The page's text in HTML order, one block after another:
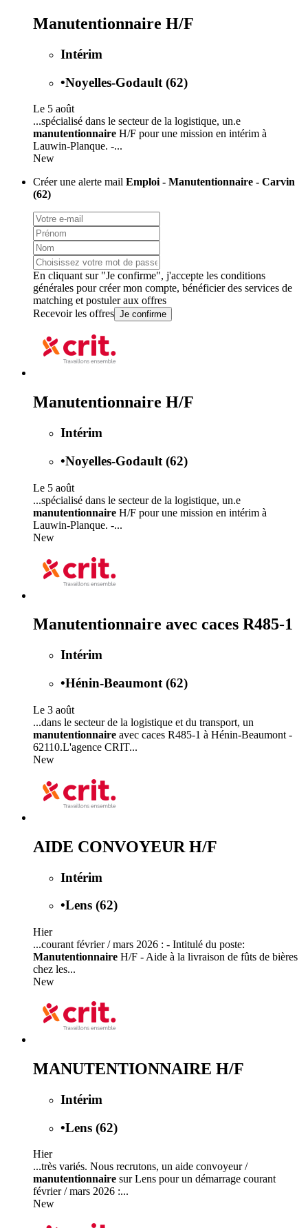
Manutentionnaire H/F
Intérim
•Noyelles-Godault (62)
Le 5 août
...spécialisé dans le secteur de la logistique, un.e
manutentionnaire H/F pour une mission en intérim à
Lauwin-Planque. -...
New
Créer une alerte mail Emploi - Manutentionnaire - Carvin
(62)
En cliquant sur "Je confirme", j'accepte les conditions
générales pour créer mon compte, bénéficier des services de
matching et postuler aux offres
Recevoir les offres Je confirme
Manutentionnaire H/F
Intérim
•Noyelles-Godault (62)
Le 5 août
...spécialisé dans le secteur de la logistique, un.e
manutentionnaire H/F pour une mission en intérim à
Lauwin-Planque. -...
New
Manutentionnaire avec caces R485-1
Intérim
•Hénin-Beaumont (62)
Le 3 août
...dans le secteur de la logistique et du transport, un
manutentionnaire avec caces R485-1 à Hénin-Beaumont -
62110.L'agence CRIT...
New
AIDE CONVOYEUR H/F
Intérim
•Lens (62)
Hier
...courant février / mars 2026 : - Intitulé du poste:
Manutentionnaire H/F - Aide à la livraison de fûts de bières
chez les...
New
MANUTENTIONNAIRE H/F
Intérim
•Lens (62)
Hier
...très variés. Nous recrutons, un aide convoyeur /
manutentionnaire sur Lens pour un démarrage courant
février / mars 2026 :...
New